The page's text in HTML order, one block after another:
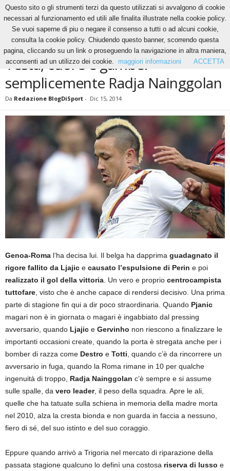
News Testa, cuore e gambe: semplicemente Radja Nainggolan
NEWS
Testa, cuore e gambe:
semplicemente Radja Nainggolan
Da Redazione BlogDiSport - Dic 15, 2014
Genoa-Roma l’ha decisa lui. Il belga ha dapprima guadagnato il
rigore fallito da Ljajic e causato l’espulsione di Perin e poi
realizzato il gol della vittoria . Un vero e proprio centrocampista
tuttofare , visto che è anche capace di rendersi decisivo. Una prima
parte di stagione fin qui a dir poco straordinaria. Quando Pjanic
magari non è in giornata o magari è ingabbiato dal pressing
avversario, quando Ljajic e Gervinho non riescono a finalizzare le
importanti occasioni create, quando la porta è stregata anche per i
bomber di razza come Destro e Totti , quando c’è da rincorrere un
avversario in fuga, quando la Roma rimane in 10 per qualche
ingenuità di troppo, Radja Nainggolan c’è sempre e si assume
sulle spalle, da vero leader, il peso della squadra. Apre le ali,
quelle che ha tatuate sulla schiena in memoria della madre morta
nel 2010, alza la cresta bionda e non guarda in faccia a nessuno,
fiero di sé, del suo istinto e del suo coraggio.
Eppure quando arrivò a Trigoria nel mercato di riparazione della
passata stagione qualcuno lo definì una costosa riserva di lusso e
Questo sito o gli strumenti terzi da questo utilizzati si avvalgono di cookie
necessari al funzionamento ed utili alle finalita illustrate nella cookie policy.
Se vuoi saperne di piu o negare il consenso a tutti o ad alcuni cookie,
consulta la cookie policy. Chiudendo questo banner, scorrendo questa
pagina, cliccando su un link o proseguendo la navigazione in altra maniera,
acconsenti ad un utilizzo dei cookie.
maggiori informazioni ACCETTA